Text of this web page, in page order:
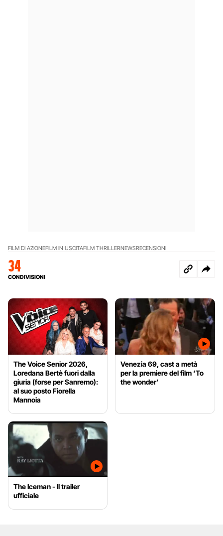
FILM DI AZIONEFILM IN USCITAFILM THRILLERNEWSRECENSIONI
34
CONDIVISIONI
The Voice Senior 2026,
Loredana Bertè fuori dalla
giuria (forse per Sanremo):
al suo posto Fiorella
Mannoia
Venezia 69, cast a metà
per la premiere del film ‘To
the wonder’
The Iceman - Il trailer
ufficiale